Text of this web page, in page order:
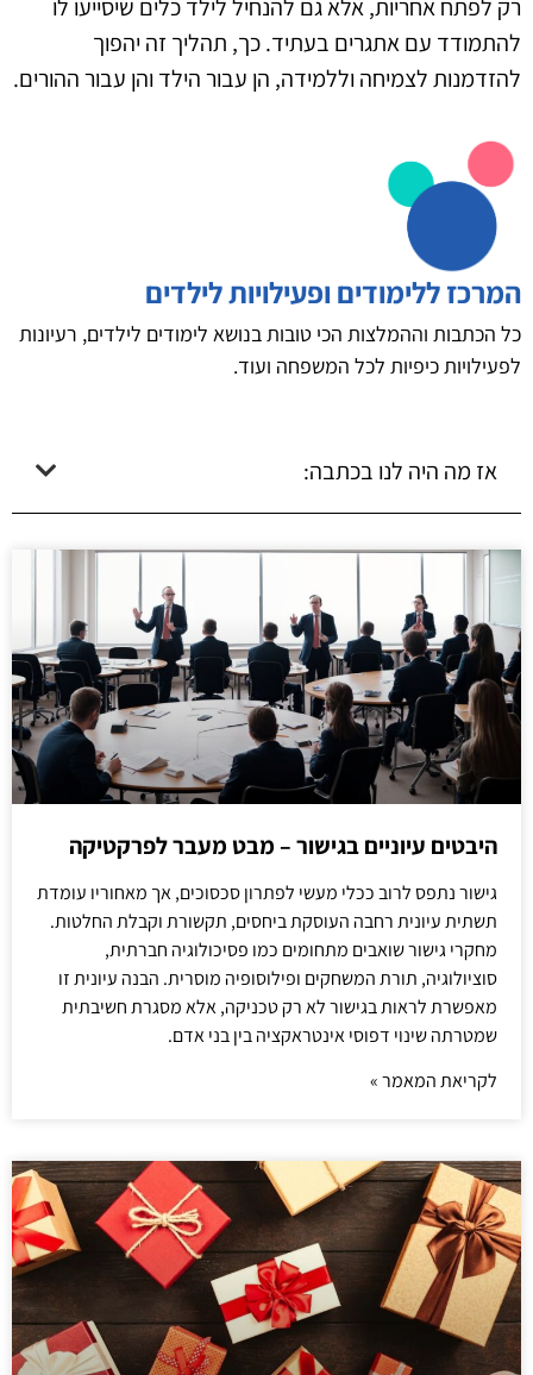
רק לפתח אחריות, אלא גם להנחיל לילד כלים שיסייעו לו
להתמודד עם אתגרים בעתיד. כך, תהליך זה יהפוך
להזדמנות לצמיחה וללמידה, הן עבור הילד והן עבור ההורים.
המרכז ללימודים ופעילויות לילדים
כל הכתבות וההמלצות הכי טובות בנושא לימודים לילדים, רעיונות
לפעילויות כיפיות לכל המשפחה ועוד.
אז מה היה לנו בכתבה:
היבטים עיוניים בגישור – מבט מעבר לפרקטיקה
גישור נתפס לרוב ככלי מעשי לפתרון סכסוכים, אך מאחוריו עומדת
תשתית עיונית רחבה העוסקת ביחסים, תקשורת וקבלת החלטות.
מחקרי גישור שואבים מתחומים כמו פסיכולוגיה חברתית,
סוציולוגיה, תורת המשחקים ופילוסופיה מוסרית. הבנה עיונית זו
מאפשרת לראות בגישור לא רק טכניקה, אלא מסגרת חשיבתית
שמטרתה שינוי דפוסי אינטראקציה בין בני אדם.
לקריאת המאמר »